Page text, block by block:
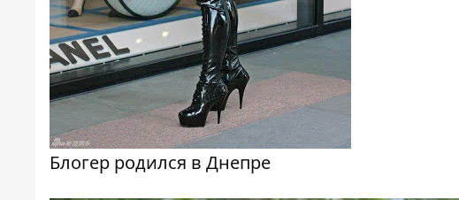
Блогер родился в Днепре